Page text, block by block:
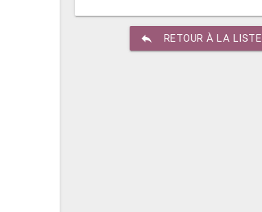
reply RETOUR À LA LISTE